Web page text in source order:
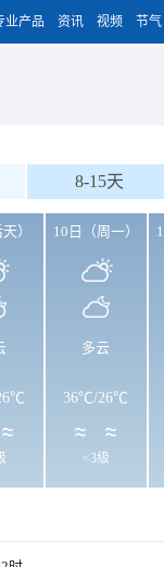
业产品 资讯 视频 节气
8-15天
） 10日（周一）
多云
36℃/26℃
<3级